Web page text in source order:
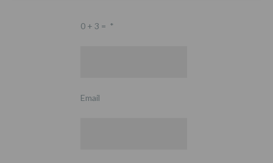
0 + 3 = *
Email